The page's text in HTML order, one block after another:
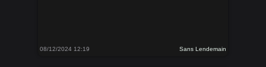
08/12/2024 12:19 Sans Lendemain